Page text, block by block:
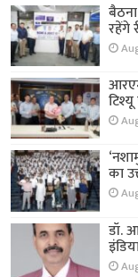
रहेंगे
का
डॉ.